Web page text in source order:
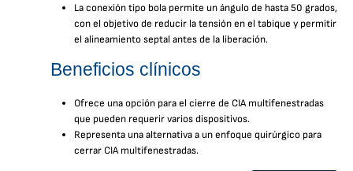
La conexión tipo bola permite un ángulo de hasta 50 grados,
con el objetivo de reducir la tensión en el tabique y permitir
el alineamiento septal antes de la liberación.
Beneficios clínicos
Ofrece una opción para el cierre de CIA multifenestradas
que pueden requerir varios dispositivos.
Representa una alternativa a un enfoque quirúrgico para
cerrar CIA multifenestradas.